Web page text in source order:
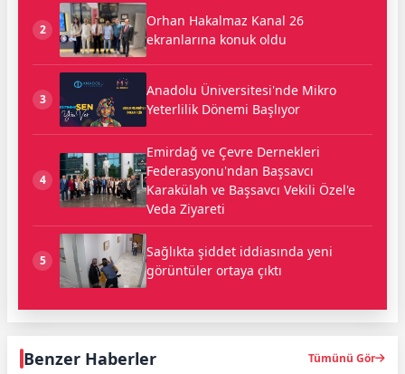
2
Orhan Hakalmaz Kanal 26
ekranlarına konuk oldu
3
Anadolu Üniversitesi'nde Mikro
Yeterlilik Dönemi Başlıyor
4
Emirdağ ve Çevre Dernekleri
Federasyonu'ndan Başsavcı
Karakülah ve Başsavcı Vekili Özel'e
Veda Ziyareti
5
Sağlıkta şiddet iddiasında yeni
görüntüler ortaya çıktı
Benzer Haberler Tümünü Gör